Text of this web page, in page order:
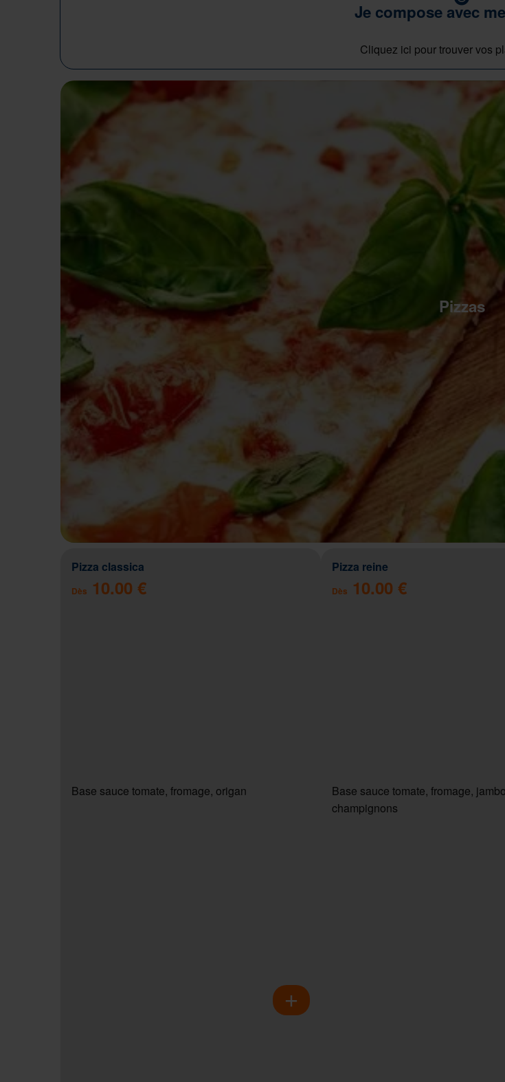
Je compose avec
Cliquez ici pour trouver vos
Pizzas
Pizza classica
Dès 10.00 €
Base sauce tomate, fromage, origan
Pizza reine
Dès 10.00 €
Base sauce tomate, fromage,
champignons